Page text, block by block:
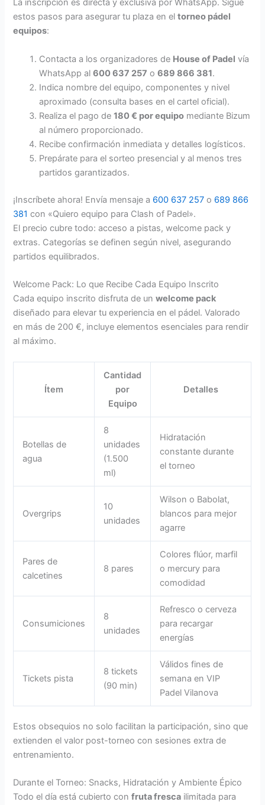
La inscripción es directa y exclusiva por WhatsApp. Sigue
estos pasos para asegurar tu plaza en eltorneo pádel
equipos:
Contacta a los organizadores de House of Padel vía
WhatsApp al600 637 257 o689 866 381.
Indica nombre del equipo, componentes y nivel
aproximado (consulta bases en el cartel oficial).
Realiza el pago de180 € por equipo mediante Bizum
al número proporcionado.
Recibe confirmación inmediata y detalles logísticos.
Prepárate para el sorteo presencial y al menos tres
partidos garantizados.
¡Inscríbete ahora! Envía mensaje a 600 637 257 o 689 866
381 con «Quiero equipo para Clash of Padel».
El precio cubre todo: acceso a pistas, welcome pack y
extras. Categorías se definen según nivel, asegurando
partidos equilibrados.
Welcome Pack: Lo que Recibe Cada Equipo Inscrito
Cada equipo inscrito disfruta de unwelcome pack
diseñado para elevar tu experiencia en el pádel. Valorado
en más de 200 €, incluye elementos esenciales para rendir
al máximo.
Ítem
Cantidad
por
Equipo
Detalles
Botellas de
agua
8
unidades
(1.500
ml)
Hidratación
constante durante
el torneo
Overgrips
10
unidades
Wilson o Babolat,
blancos para mejor
agarre
Pares de
calcetines
8 pares
Colores flúor, marfil
o mercury para
comodidad
Consumiciones
8
unidades
Refresco o cerveza
para recargar
energías
Tickets pista
8 tickets
(90 min)
Válidos fines de
semana en VIP
Padel Vilanova
Estos obsequios no solo facilitan la participación, sino que
extienden el valor post-torneo con sesiones extra de
entrenamiento.
Durante el Torneo: Snacks, Hidratación y Ambiente Épico
Todo el día está cubierto confruta fresca ilimitada para